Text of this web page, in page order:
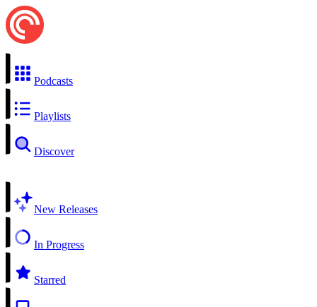
Podcasts
Playlists
Discover
New Releases
In Progress
Starred